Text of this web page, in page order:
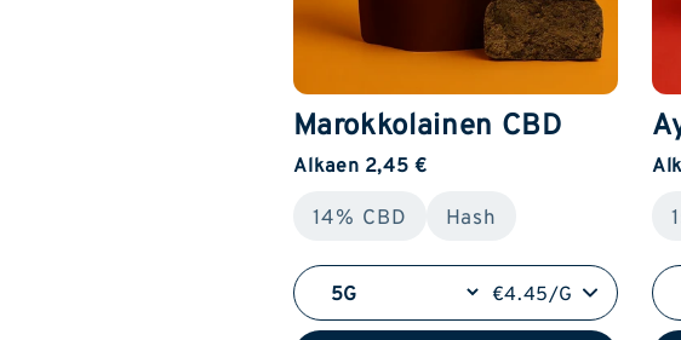
Marokkolainen CBD
Alkaen 2,45 €
14% CBD Hash
€4.45/G